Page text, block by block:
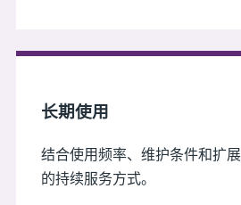
长期使用
结合使用频率、维护条件和扩
的持续服务方式。